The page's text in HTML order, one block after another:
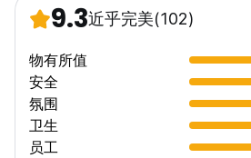
9.3近乎完美(102)
物有所值
安全
氛围
卫生
员工